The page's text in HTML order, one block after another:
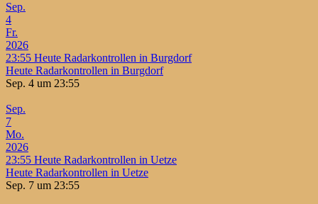
Sep.
4
Fr.
2026
23:55 Heute Radarkontrollen in Burgdorf
Heute Radarkontrollen in Burgdorf
Sep. 4 um 23:55
Sep.
7
Mo.
2026
23:55 Heute Radarkontrollen in Uetze
Heute Radarkontrollen in Uetze
Sep. 7 um 23:55